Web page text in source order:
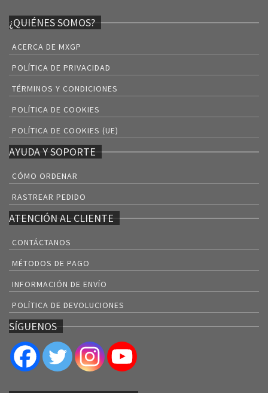
¿QUIÉNES SOMOS?
ACERCA DE MXGP
POLÍTICA DE PRIVACIDAD
TÉRMINOS Y CONDICIONES
POLÍTICA DE COOKIES
POLÍTICA DE COOKIES (UE)
AYUDA Y SOPORTE
CÓMO ORDENAR
RASTREAR PEDIDO
ATENCIÓN AL CLIENTE
CONTÁCTANOS
MÉTODOS DE PAGO
INFORMACIÓN DE ENVÍO
POLÍTICA DE DEVOLUCIONES
SÍGUENOS